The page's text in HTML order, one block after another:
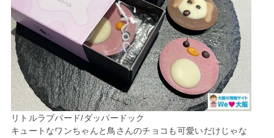
リトルラブバード/ダッパードック
キュートなワンちゃんと鳥さんのチョコも可愛いだけじゃな